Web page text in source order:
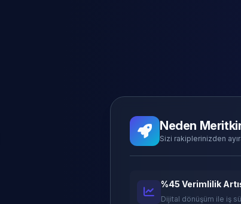
Neden
Sizi rakiplerinizden
%45 Verimlilik
Dijital dönüşüm ile iş